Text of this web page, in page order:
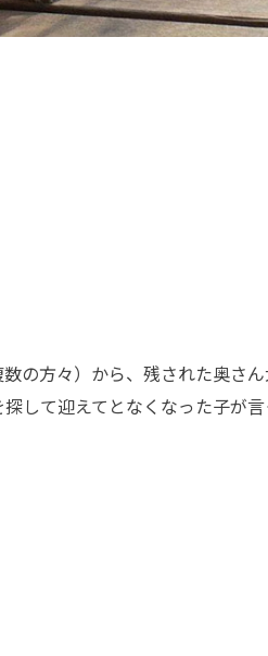
の方々）から、残された奥さ
して迎えてとなくなった子が